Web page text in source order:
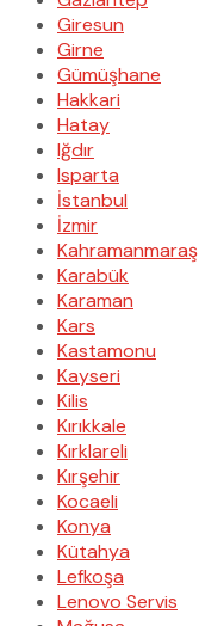
Giresun
Girne
Gümüşhane
Hakkari
Hatay
Iğdır
Isparta
İstanbul
İzmir
Kahramanmaraş
Karabük
Karaman
Kars
Kastamonu
Kayseri
Kilis
Kırıkkale
Kırklareli
Kırşehir
Kocaeli
Konya
Kütahya
Lefkoşa
Lenovo Servis